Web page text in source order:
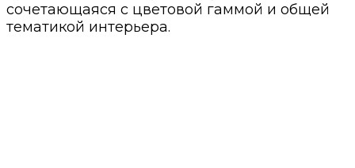
сочетающаяся с цветовой гаммой и общей
тематикой интерьера.